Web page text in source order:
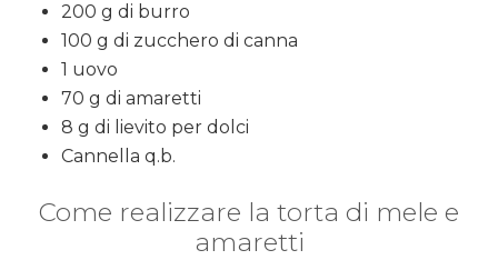
200 g di burro
100 g di zucchero di canna
1 uovo
70 g di amaretti
8 g di lievito per dolci
Cannella q.b.
Come realizzare la torta di mele e
amaretti